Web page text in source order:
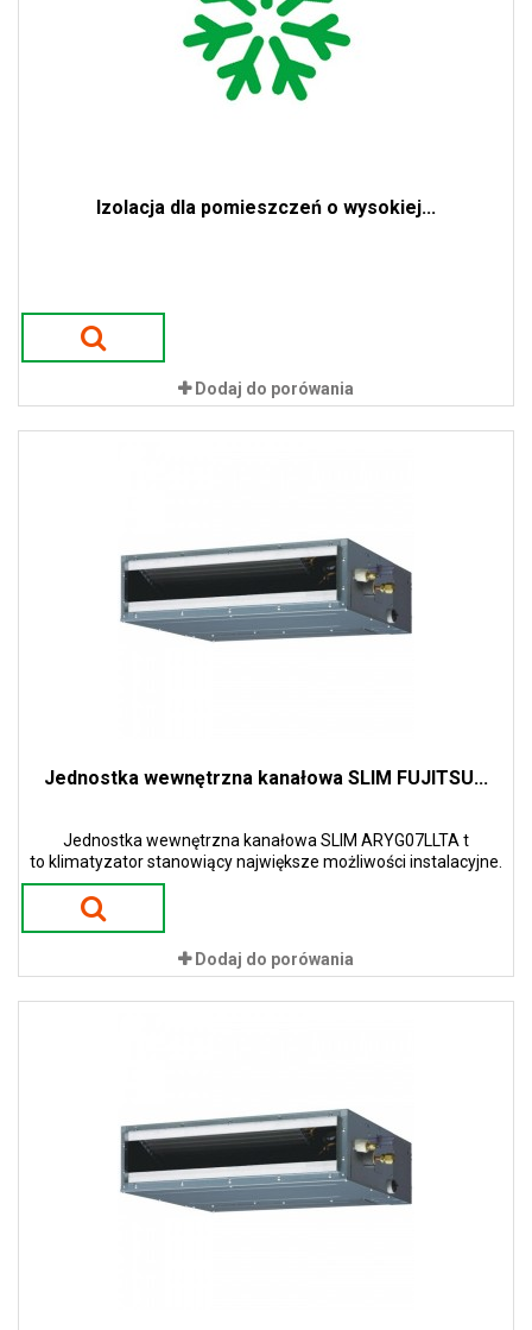
Izolacja dla pomieszczeń o wysokiej...
Dodaj do porówania
Jednostka wewnętrzna kanałowa SLIM FUJITSU...
Jednostka wewnętrzna kanałowa SLIM ARYG07LLTA t
to klimatyzator stanowiący największe możliwości instalacyjne.
Dodaj do porówania